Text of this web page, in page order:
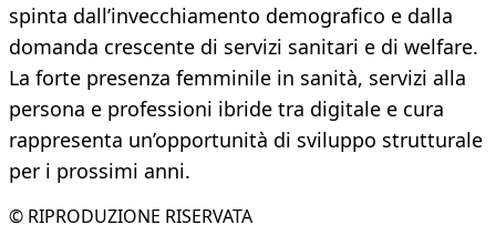
spinta dall’invecchiamento demografico e dalla
domanda crescente di servizi sanitari e di welfare.
La forte presenza femminile in sanità, servizi alla
persona e professioni ibride tra digitale e cura
rappresenta un’opportunità di sviluppo strutturale
per i prossimi anni.
© RIPRODUZIONE RISERVATA